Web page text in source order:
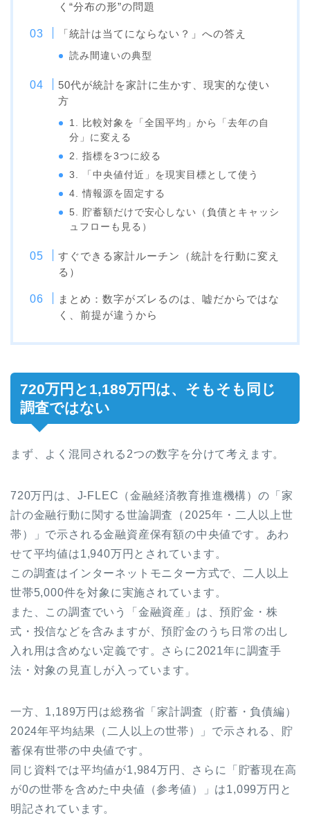
く“分布の形”の問題
「統計は当てにならない？」への答え
読み間違いの典型
50代が統計を家計に生かす、現実的な使い
方
1. 比較対象を「全国平均」から「去年の自
分」に変える
2. 指標を3つに絞る
3. 「中央値付近」を現実目標として使う
4. 情報源を固定する
5. 貯蓄額だけで安心しない（負債とキャッシ
ュフローも見る）
すぐできる家計ルーチン（統計を行動に変え
る）
まとめ：数字がズレるのは、嘘だからではな
く、前提が違うから
720万円と1,189万円は、そもそも同じ
調査ではない
まず、よく混同される2つの数字を分けて考えます。
720万円は、J-FLEC（金融経済教育推進機構）の「家
計の金融行動に関する世論調査（2025年・二人以上世
帯）」で示される金融資産保有額の中央値です。あわ
せて平均値は1,940万円とされています。
この調査はインターネットモニター方式で、二人以上
世帯5,000件を対象に実施されています。
また、この調査でいう「金融資産」は、預貯金・株
式・投信などを含みますが、預貯金のうち日常の出し
入れ用は含めない定義です。さらに2021年に調査手
法・対象の見直しが入っています。
一方、1,189万円は総務省「家計調査（貯蓄・負債編）
2024年平均結果（二人以上の世帯）」で示される、貯
蓄保有世帯の中央値です。
同じ資料では平均値が1,984万円、さらに「貯蓄現在高
が0の世帯を含めた中央値（参考値）」は1,099万円と
明記されています。